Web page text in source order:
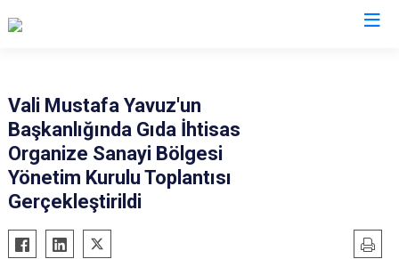
Vali Mustafa Yavuz'un
Başkanlığında Gıda İhtisas
Organize Sanayi Bölgesi
Yönetim Kurulu Toplantısı
Gerçekleştirildi